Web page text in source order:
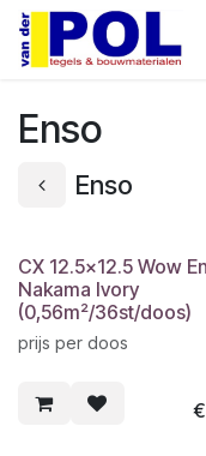
Overslaan naar inhoud
Enso
Enso
CX 12.5x12.5 Wow
Nakama Ivory
(0,56m²/36st/doos)
prijs per doos
€